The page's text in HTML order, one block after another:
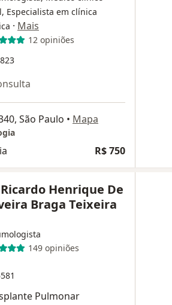
Especialista em clínica
· Mais
12 opiniões
São Paulo • Mapa
R$ 750
Henrique De
Braga Teixeira
149 opiniões
Pulmonar